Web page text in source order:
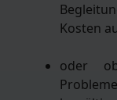
Kosten
oder